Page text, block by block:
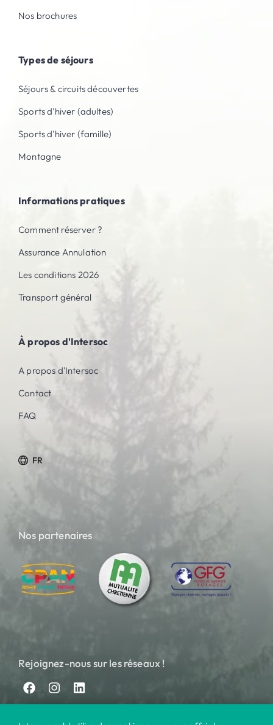
Nos brochures
Types de séjours
Séjours & circuits découvertes
Sports d'hiver (adultes)
Sports d'hiver (famille)
Montagne
Informations pratiques
Comment réserver ?
Assurance Annulation
Les conditions 2026
Transport général
À propos d'Intersoc
A propos d'Intersoc
Contact
FAQ
FR
Nos partenaires
Rejoignez-nous sur les réseaux !